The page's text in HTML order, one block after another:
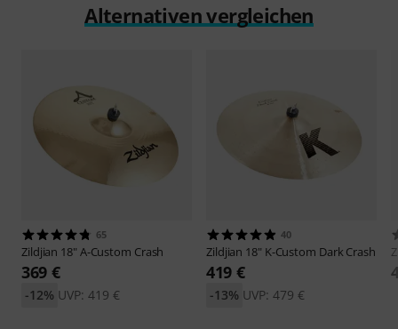
Alternativen vergleichen
65
Zildjian 18" A-Custom Crash
369 €
UVP: 419 €
-12%
40
Zildjian 18" K-Custom Dark Crash
419 €
UVP: 479 €
-13%